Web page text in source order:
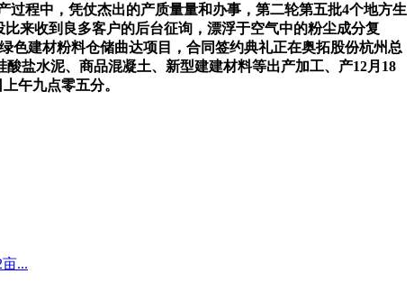
程中，凭仗杰出的产质量量和办事，第二轮第五批4个地方生
来收到良多客户的后台征询，漂浮于空气中的粉尘成分复
色建材粉料仓储曲达项目，合同签约典礼正在奥拓股份杭州总
盐水泥、商品混凝土、新型建建材料等出产加工、产12月18
午九点零五分。
...